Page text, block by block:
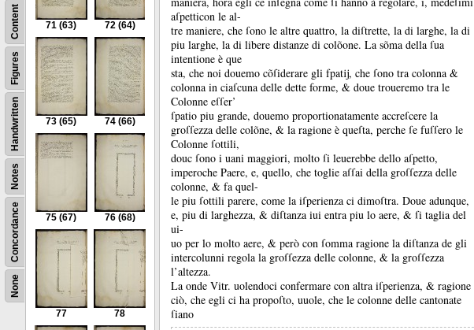
None
Concordance
Notes
Handwritten
Figures
Content 71 (63) 72 (64)
73 (65) 74 (66)
75 (67) 76 (68)
77 78
aſpetticon le al-
tre maniere, che ſono le altre quattro, la diſtrette, la di larghe, la di
piu larghe, la di libere distanze di colõone. La sõma della ſua
intentione è que
sta, che noi douemo cõſiderare gli fpatĳ, che ſono tra colonna &
colonna in ciaſcuna delle dette forme, & doue troueremo tra le
Colonne eſſer’
ſpatio piu grande, douemo proportionatamente accreſcere la
groſſezza delle colõne, & la ragione è queſta, perche ſe fuſſero le
Colonne ſottili,
douc ſono i uani maggiori, molto ſi leuerebbe dello aſpetto,
imperoche Paere, e, quello, che toglie aſſai della groſſezza delle
colonne, & fa quel-
le piu ſottili parere, come la iſperienza ci dimoſtra. Doue adunque,
e, piu di larghezza, & diſtanza iui entra piu lo aere, & ſi taglia del
ui-
uo per lo molto aere, & però con ſomma ragione la diſtanza de gli
intercolunni regola la groſſezza delle colonne, & la groſſezza
l’altezza.
La onde Vitr. uolendoci confermare con altra iſperienza, & ragione
ciò, che egli ci ha propoſto, uuole, che le colonne delle cantonate
ſiano